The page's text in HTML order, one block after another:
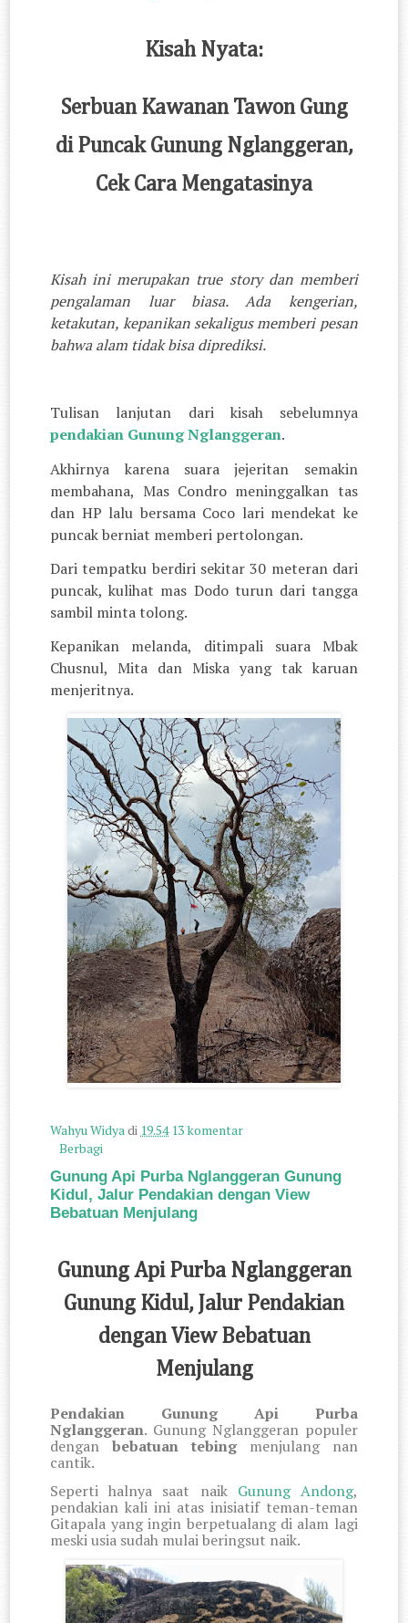
Kisah Nyata:
Serbuan Kawanan Tawon Gung
di Puncak Gunung Nglanggeran,
Cek Cara Mengatasinya
Kisah ini merupakan true story dan memberi
pengalaman luar biasa. Ada kengerian,
ketakutan, kepanikan sekaligus memberi pesan
bahwa alam tidak bisa diprediksi.
Tulisan lanjutan dari kisah sebelumnya
pendakian Gunung Nglanggeran.
Akhirnya karena suara jejeritan semakin
membahana, Mas Condro meninggalkan tas
dan HP lalu bersama Coco lari mendekat ke
puncak berniat memberi pertolongan.
Dari tempatku berdiri sekitar 30 meteran dari
puncak, kulihat mas Dodo turun dari tangga
sambil minta tolong.
Kepanikan melanda, ditimpali suara Mbak
Chusnul, Mita dan Miska yang tak karuan
menjeritnya.
Wahyu Widyadi 19.54 13 komentar
Berbagi
Gunung Api Purba Nglanggeran Gunung
Kidul, Jalur Pendakian dengan View
Bebatuan Menjulang
Gunung Api Purba Nglanggeran
Gunung Kidul, Jalur Pendakian
dengan View Bebatuan
Menjulang
Pendakian Gunung Api Purba
Nglanggeran. Gunung Nglanggeran populer
denganbebatuan tebingmenjulang nan
cantik.
Seperti halnya saat naik Gunung Andong,
pendakian kali ini atas inisiatif teman-teman
Gitapala yang ingin berpetualang di alam lagi
meski usia sudah mulai beringsut naik.